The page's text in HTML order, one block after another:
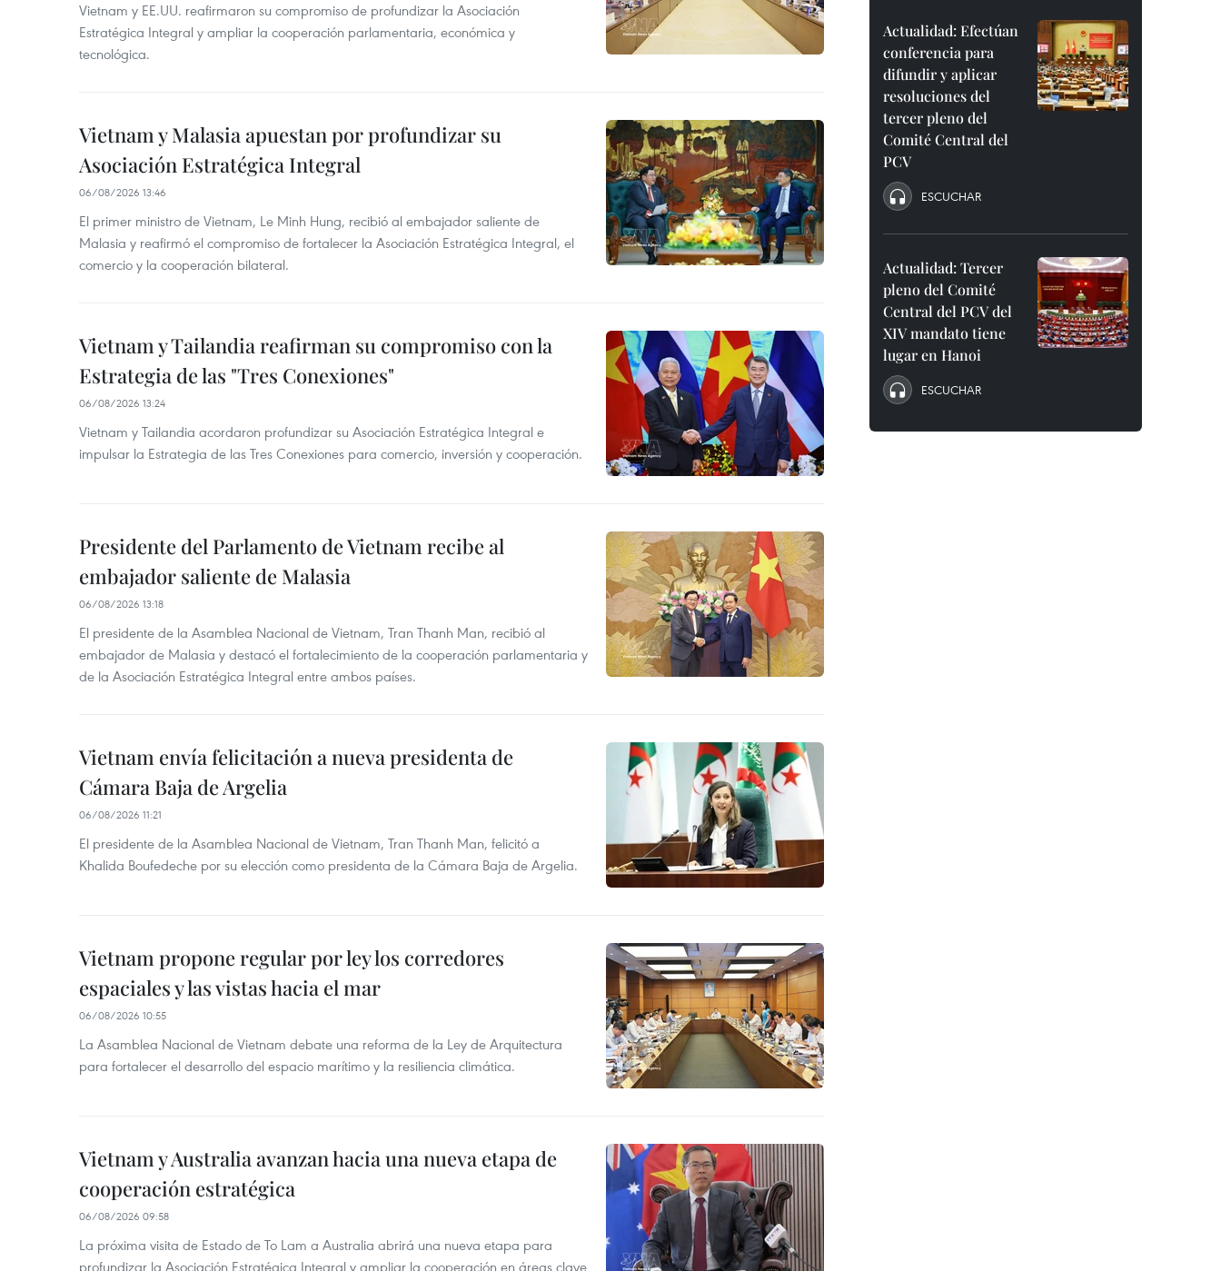
Vietnam y EE.UU. reafirmaron su compromiso de profundizar la Asociación
Estratégica Integral y ampliar la cooperación parlamentaria, económica y
tecnológica.
Vietnam y Malasia apuestan por profundizar su
Asociación Estratégica Integral
06/08/2026 13:46
El primer ministro de Vietnam, Le Minh Hung, recibió al embajador saliente de
Malasia y reafirmó el compromiso de fortalecer la Asociación Estratégica Integral, el
comercio y la cooperación bilateral.
Vietnam y Tailandia reafirman su compromiso con la
Estrategia de las "Tres Conexiones"
06/08/2026 13:24
Vietnam y Tailandia acordaron profundizar su Asociación Estratégica Integral e
impulsar la Estrategia de las Tres Conexiones para comercio, inversión y cooperación.
Presidente del Parlamento de Vietnam recibe al
embajador saliente de Malasia
06/08/2026 13:18
El presidente de la Asamblea Nacional de Vietnam, Tran Thanh Man, recibió al
embajador de Malasia y destacó el fortalecimiento de la cooperación parlamentaria y
de la Asociación Estratégica Integral entre ambos países.
Vietnam envía felicitación a nueva presidenta de
Cámara Baja de Argelia
06/08/2026 11:21
El presidente de la Asamblea Nacional de Vietnam, Tran Thanh Man, felicitó a
Khalida Boufedeche por su elección como presidenta de la Cámara Baja de Argelia.
Vietnam propone regular por ley los corredores
espaciales y las vistas hacia el mar
06/08/2026 10:55
La Asamblea Nacional de Vietnam debate una reforma de la Ley de Arquitectura
para fortalecer el desarrollo del espacio marítimo y la resiliencia climática.
Vietnam y Australia avanzan hacia una nueva etapa de
cooperación estratégica
06/08/2026 09:58
La próxima visita de Estado de To Lam a Australia abrirá una nueva etapa para
profundizar la Asociación Estratégica Integral y ampliar la cooperación en áreas clave
Actualidad: Efectúan
conferencia para
difundir y aplicar
resoluciones del
tercer pleno del
Comité Central del
PCV
ESCUCHAR
Actualidad: Tercer
pleno del Comité
Central del PCV del
XIV mandato tiene
lugar en Hanoi
ESCUCHAR